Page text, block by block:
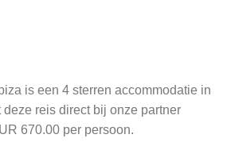
is een 4 sterren accommodatie in
reis direct bij onze partner
670.00 per persoon.